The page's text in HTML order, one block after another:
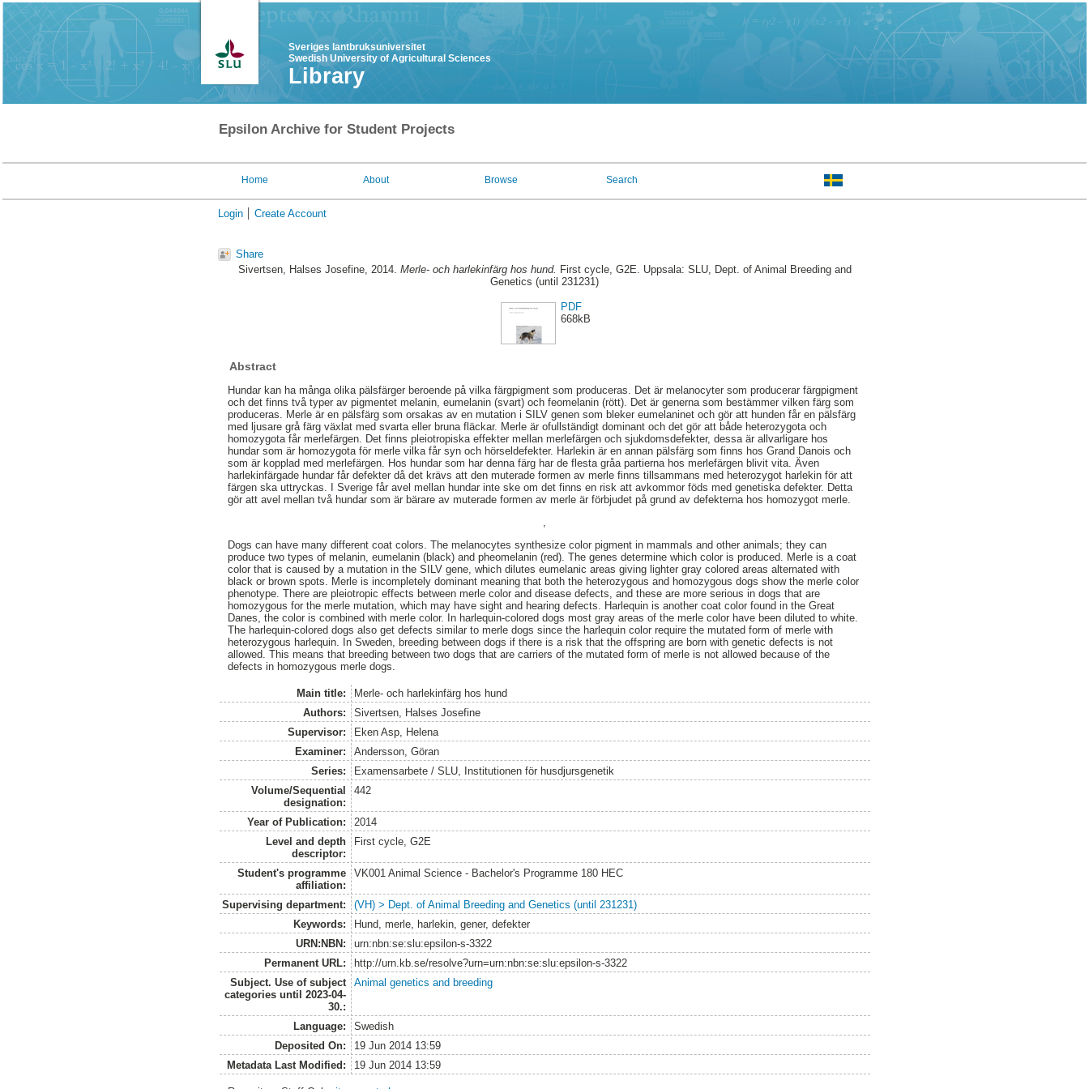
Sveriges lantbruksuniversitet
Swedish University of Agricultural Sciences
Library
Epsilon Archive for Student Projects
Home About Browse Search
Login Create Account
Share
Sivertsen, Halses Josefine, 2014. Merle- och harlekinfärg hos hund. First cycle, G2E. Uppsala: SLU, Dept. of Animal Breeding and
Genetics (until 231231)
PDF
668kB
Abstract
Hundar kan ha många olika pälsfärger beroende på vilka färgpigment som produceras. Det är melanocyter som producerar färgpigment
och det finns två typer av pigmentet melanin, eumelanin (svart) och feomelanin (rött). Det är generna som bestämmer vilken färg som
produceras. Merle är en pälsfärg som orsakas av en mutation i SILV genen som bleker eumelaninet och gör att hunden får en pälsfärg
med ljusare grå färg växlat med svarta eller bruna fläckar. Merle är ofullständigt dominant och det gör att både heterozygota och
homozygota får merlefärgen. Det finns pleiotropiska effekter mellan merlefärgen och sjukdomsdefekter, dessa är allvarligare hos
hundar som är homozygota för merle vilka får syn och hörseldefekter. Harlekin är en annan pälsfärg som finns hos Grand Danois och
som är kopplad med merlefärgen. Hos hundar som har denna färg har de flesta gråa partierna hos merlefärgen blivit vita. Även
harlekinfärgade hundar får defekter då det krävs att den muterade formen av merle finns tillsammans med heterozygot harlekin för att
färgen ska uttryckas. I Sverige får avel mellan hundar inte ske om det finns en risk att avkommor föds med genetiska defekter. Detta
gör att avel mellan två hundar som är bärare av muterade formen av merle är förbjudet på grund av defekterna hos homozygot merle.
Dogs can have many different coat colors. The melanocytes synthesize color pigment in mammals and other animals; they can
produce two types of melanin, eumelanin (black) and pheomelanin (red). The genes determine which color is produced. Merle is a coat
color that is caused by a mutation in the SILV gene, which dilutes eumelanic areas giving lighter gray colored areas alternated with
black or brown spots. Merle is incompletely dominant meaning that both the heterozygous and homozygous dogs show the merle color
phenotype. There are pleiotropic effects between merle color and disease defects, and these are more serious in dogs that are
homozygous for the merle mutation, which may have sight and hearing defects. Harlequin is another coat color found in the Great
Danes, the color is combined with merle color. In harlequin-colored dogs most gray areas of the merle color have been diluted to white.
The harlequin-colored dogs also get defects similar to merle dogs since the harlequin color require the mutated form of merle with
heterozygous harlequin. In Sweden, breeding between dogs if there is a risk that the offspring are born with genetic defects is not
allowed. This means that breeding between two dogs that are carriers of the mutated form of merle is not allowed because of the
defects in homozygous merle dogs.
Main title:
Merle- och harlekinfärg hos hund
Authors:
Sivertsen, Halses Josefine
Supervisor:
Eken Asp, Helena
Examiner:
Andersson, Göran
Series:
Examensarbete / SLU, Institutionen för husdjursgenetik
Volume/Sequential
designation:
442
Year of Publication:
2014
Level and depth
descriptor:
First cycle, G2E
Student's programme
affiliation:
VK001 Animal Science - Bachelor's Programme 180 HEC
Supervising department:
(VH) > Dept. of Animal Breeding and Genetics (until 231231)
Keywords:
Hund, merle, harlekin, gener, defekter
URN:NBN:
urn:nbn:se:slu:epsilon-s-3322
Permanent URL:
http://urn.kb.se/resolve?urn=urn:nbn:se:slu:epsilon-s-3322
Subject. Use of subject
categories until 2023-04-
30.:
Animal genetics and breeding
Language:
Swedish
Deposited On:
19 Jun 2014 13:59
Metadata Last Modified:
19 Jun 2014 13:59